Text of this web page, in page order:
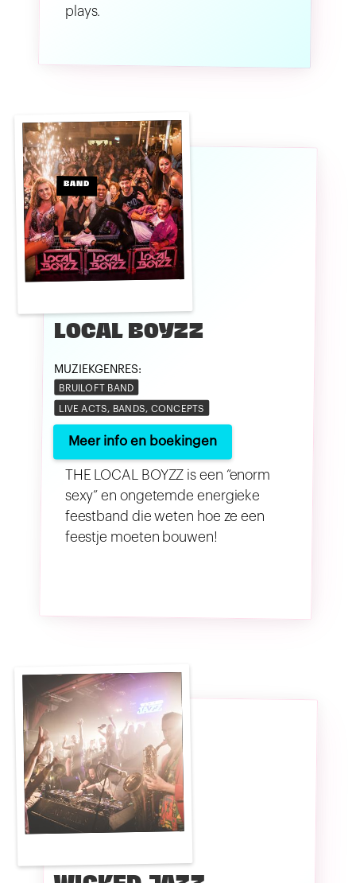
plays.
LOCAL BOYZZ
MUZIEKGENRES:
BRUILOFT BAND
LIVE ACTS, BANDS, CONCEPTS
Meer info en boekingen
BAND
THE LOCAL BOYZZ is een “enorm
sexy” en ongetemde energieke
feestband die weten hoe ze een
feestje moeten bouwen!